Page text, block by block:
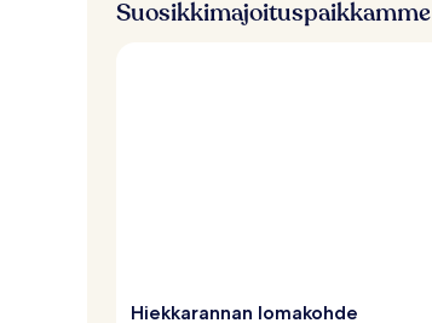
Suosikkimajoituspaikkamme
Hiekkarannan lomakohde